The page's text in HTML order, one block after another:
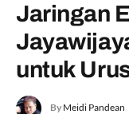
Jaringan
untuk
By Meidi Pandean